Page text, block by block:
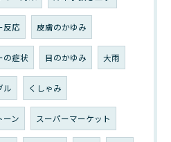
反応 皮膚のかゆみ
の症状 目のかゆみ 大雨
ル くしゃみ
ーン スーパーマーケット